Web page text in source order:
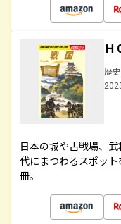
Ｈ
歴
日本の城や古戦場、
代にまつわるスポッ
冊。